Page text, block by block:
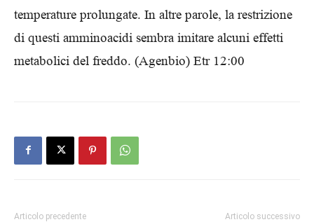
temperature prolungate. In altre parole, la restrizione
di questi amminoacidi sembra imitare alcuni effetti
metabolici del freddo. (Agenbio) Etr 12:00
Articolo precedente Articolo successivo